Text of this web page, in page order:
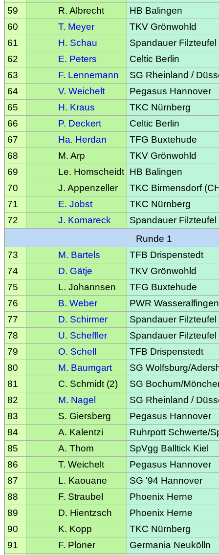
59
R. Albrecht
HB Balingen
60
T. Meyer
TKV Grönwohld
61
H. Schau
Spandauer Filzteufel
62
E. Peters
Celtic Berlin
63
F. Lennemann
SG Rheinland /
64
V. Weichelt
Pegasus Hannover
65
H. Kraus
TKC Nürnberg
66
P. Deckert
Celtic Berlin
67
Ha. Herdan
TFG Buxtehude
68
M. Arp
TKV Grönwohld
69
Le. Homscheidt HB Balingen
70
J. Appenzeller
TKC Birmensdorf
71
E. Jobst
TKC Nürnberg
72
J. Komareck
Spandauer Filzteufel
Runde 1
73
M. Bartels
TFB Drispenstedt
74
D. Gätje
TKV Grönwohld
75
L. Johannsen
TFG Buxtehude
76
B. Weber
PWR Wasseralfingen
77
D. Schirmer
Spandauer Filzteufel
78
U. Scheffler
Spandauer Filzteufel
79
O. Schell
TFB Drispenstedt
80
M. Baumgart
SG Wolfsburg/
81
C. Schmidt (2)
SG Bochum/
82
M. Nagel
SG Rheinland /
83
S. Giersberg
Pegasus Hannover
84
A. Kalentzi
Ruhrpott Schwerte/
85
A. Thom
SpVgg Balltick Kiel
86
T. Weichelt
Pegasus Hannover
87
L. Kaouane
SG '94 Hannover
88
F. Straubel
Phoenix Herne
89
D. Hientzsch
Phoenix Herne
90
K. Kopp
TKC Nürnberg
91
F. Ploner
Germania Neukölln